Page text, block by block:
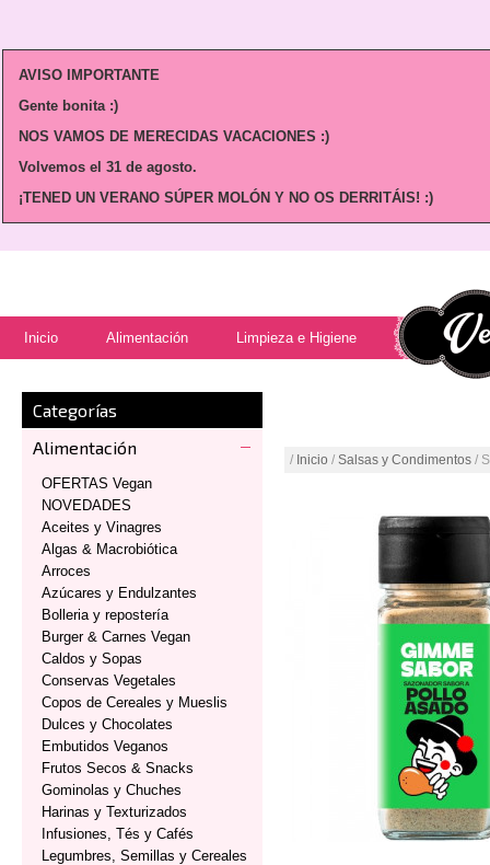
AVISO IMPORTANTE
Gente bonita :)
NOS VAMOS DE MERECIDAS VACACIONES :)
Volvemos el 31 de agosto.
¡TENED UN VERANO SÚPER MOLÓN Y NO OS DERRITÁIS! :)
Inicio Alimentación Limpieza e Higiene
Categorías
Alimentación
OFERTAS Vegan
NOVEDADES
Aceites y Vinagres
Algas & Macrobiótica
Arroces
Azúcares y Endulzantes
Bolleria y repostería
Burger & Carnes Vegan
Caldos y Sopas
Conservas Vegetales
Copos de Cereales y Mueslis
Dulces y Chocolates
Embutidos Veganos
Frutos Secos & Snacks
Gominolas y Chuches
Harinas y Texturizados
Infusiones, Tés y Cafés
Legumbres, Semillas y Cereales
/ Inicio / Salsas y Condimentos /